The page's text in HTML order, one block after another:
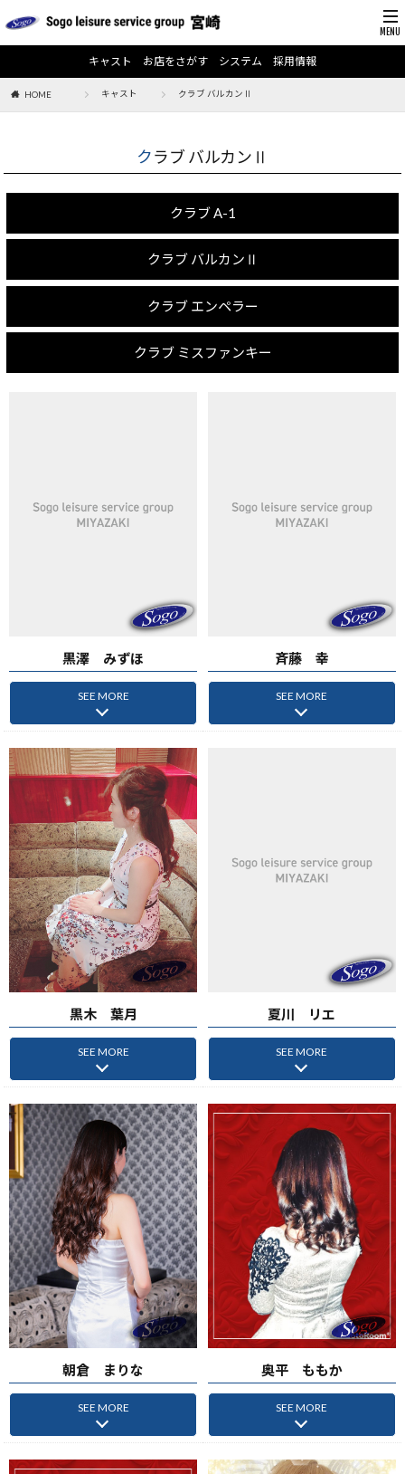
キャスト お店をさがす システム 採用情報
HOME キャスト クラブ バルカンⅡ
クラブ バルカンⅡ
クラブ A-1
クラブ バルカンⅡ
クラブ エンペラー
クラブ ミスファンキー
黒澤 みずほ
SEE MORE
斉藤 幸
SEE MORE
黒木 葉月
SEE MORE
夏川 リエ
SEE MORE
朝倉 まりな
SEE MORE
奥平 ももか
SEE MORE